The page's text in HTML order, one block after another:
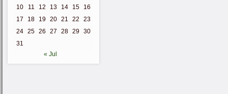
10
11 12 13 14 15
16
17
18 19 20 21 22
23
24 25 26 27 28 29 30
31
« Jul